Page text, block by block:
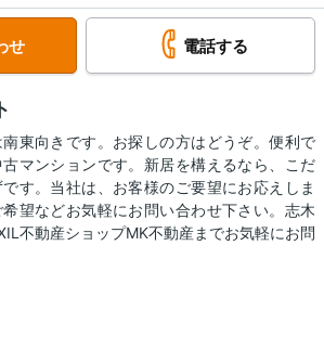
せ 電話する
東向きです。お探しの方はどうぞ。便利で
マンションです。新居を構えるなら、こだ
す。当社は、お客様のご要望にお応えしま
望などお気軽にお問い合わせ下さい。志木
動産ショップMK不動産までお気軽にお問